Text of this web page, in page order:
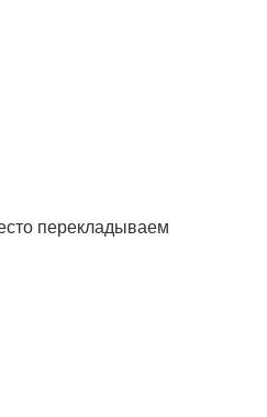
перекладываем